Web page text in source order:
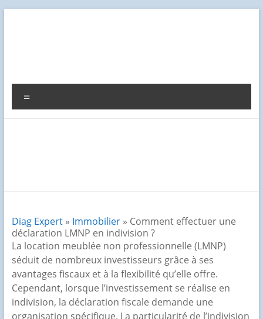
Diag
Expert
Diag Expert» Immobilier» Comment effectuer une
déclaration LMNP en indivision ?
La location meublée non professionnelle (LMNP)
séduit de nombreux investisseurs grâce à ses
avantages fiscaux et à la flexibilité qu’elle offre.
Cependant, lorsque l’investissement se réalise en
indivision, la déclaration fiscale demande une
organisation spécifique. La particularité de l’indivision